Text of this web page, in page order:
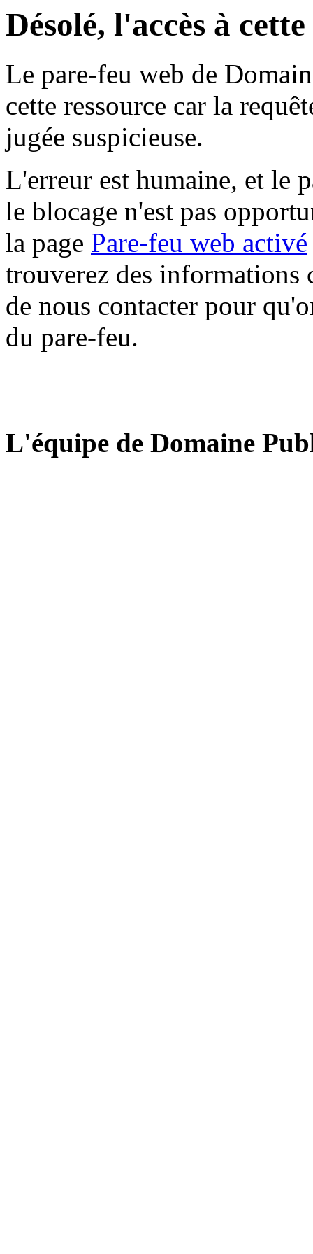
Désolé, l'accès à
Le pare-feu web de
cette ressource car la
jugée suspicieuse.
L'erreur est humaine, et le
le blocage n'est pas
la page Pare-feu web activé
trouverez des informations
de nous contacter pour
du pare-feu.
L'équipe de Domaine